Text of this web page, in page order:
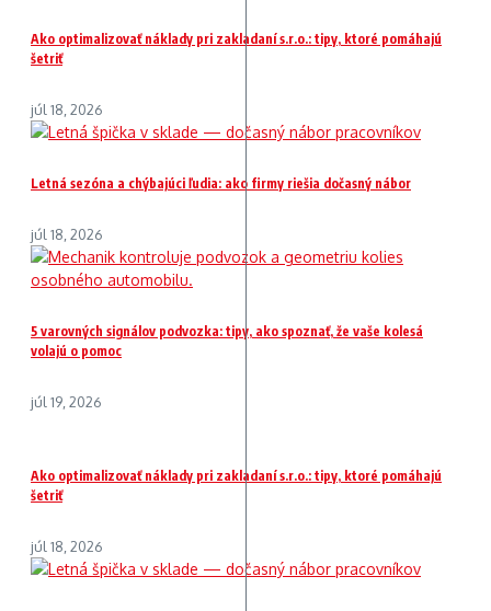
Ako optimalizovať náklady pri zakladaní s.r.o.: tipy, ktoré pomáhajú
šetriť
júl 18, 2026
Letná sezóna a chýbajúci ľudia: ako firmy riešia dočasný nábor
júl 18, 2026
5 varovných signálov podvozka: tipy, ako spoznať, že vaše kolesá
volajú o pomoc
júl 19, 2026
Ako optimalizovať náklady pri zakladaní s.r.o.: tipy, ktoré pomáhajú
šetriť
júl 18, 2026